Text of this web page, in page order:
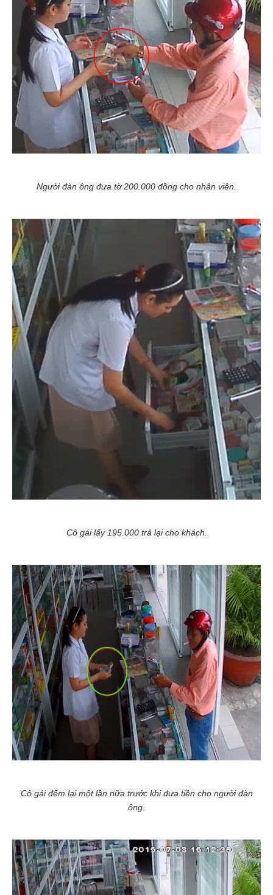
Người đàn ông đưa tờ 200.000 đồng cho nhân viên.
Cô gái lấy 195.000 trả lại cho khách.
Cô gái đếm lại một lần nữa trước khi đưa tiền cho người đàn
ông.